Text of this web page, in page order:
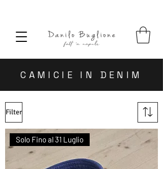
CAMICIE IN DENIM
Filter
Solo Fino al 31 Luglio